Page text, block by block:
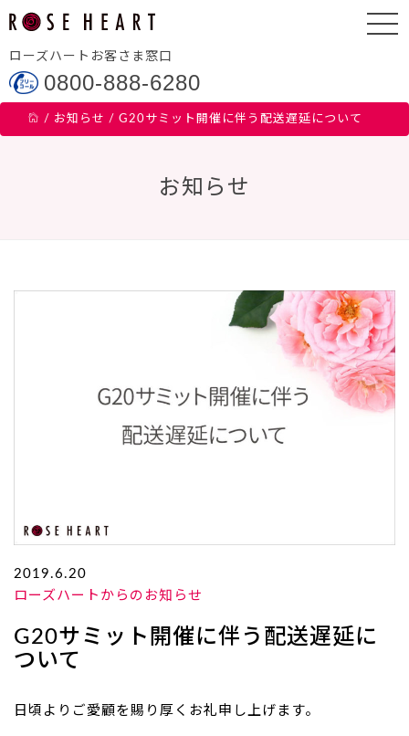
ローズハートお客さま窓口
0800-888-6280
/ お知らせ / G20サミット開催に伴う配送遅延について
お知らせ
2019.6.20
ローズハートからのお知らせ
G20サミット開催に伴う配送遅延に
ついて
日頃よりご愛顧を賜り厚くお礼申し上げます。